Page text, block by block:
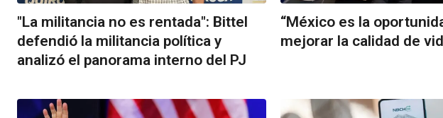
"La militancia no es rentada": Bittel
defendió la militancia política y
analizó el panorama interno del PJ
“México es la
mejorar la calidad de